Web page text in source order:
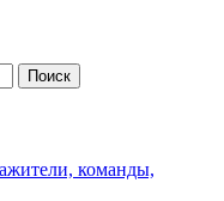
Поиск
команды,